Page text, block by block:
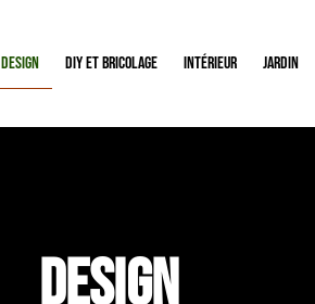
Design Diy et bricolage Intérieur Jardin
Design